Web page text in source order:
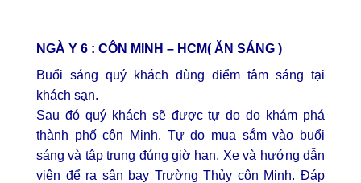
NGÀ Y 6 : CÔN MINH – HCM( ĂN SÁNG )
Buổi sáng quý khách dùng điểm tâm sáng tại
khách sạn.
Sau đó quý khách sẽ được tự do do khám phá
thành phố côn Minh. Tự do mua sắm vào buổi
sáng và tập trung đúng giờ hạn. Xe và hướng dẫn
viên để ra sân bay Trường Thủy côn Minh. Đáp